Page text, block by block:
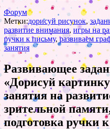
Форум
Метки:дорисуй рисунок,
развитие внимания, игры на
ручки к письму,развиваем
занятия
Развивающее
«Дорисуй
занятия на
зрительной
подготовка ручки